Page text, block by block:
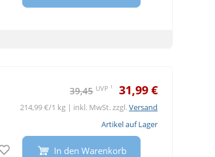
39,45 UVP 1 31,99 €
214,99 €/1 kg | inkl. MwSt. zzgl.Versand
Artikel auf Lager
Auf den Merkzettel
In den Warenkorb